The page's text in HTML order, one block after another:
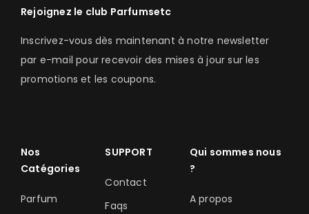
Qui sommes nous
?
A propos
SUPPORT
Contact
Faqs
Nos
Catégories
Parfum
Rejoignez le club Parfumsetc
Inscrivez-vous dès maintenant à notre newsletter
par e-mail pour recevoir des mises à jour sur les
promotions et les coupons.